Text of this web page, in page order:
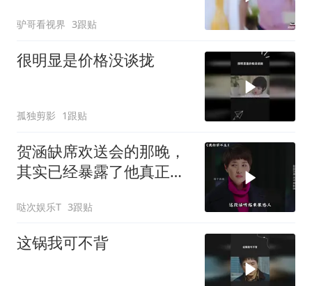
驴哥看视界 3跟贴
很明显是价格没谈拢
孤独剪影 1跟贴
贺涵缺席欢送会的那晚，
其实已经暴露了他真正爱
哒次娱乐T 3跟贴
这锅我可不背